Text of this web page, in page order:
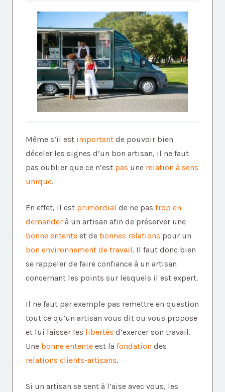
Même s’il est important de pouvoir bien
déceler les signes d’un bon artisan, il ne faut
pas oublier que ce n’est pas une relation à sens
unique.
En effet, il est primordial de ne pas trop en
demander à un artisan afin de préserver une
bonne entente et de bonnes relations pour un
bon environnement de travail. Il faut donc bien
se rappeler de faire confiance à un artisan
concernant les points sur lesquels il est expert.
Il ne faut par exemple pas remettre en question
tout ce qu’un artisan vous dit ou vous propose
et lui laisser les libertés d’exercer son travail.
Une bonne entente est la fondation des
relations clients-artisans.
Si un artisan se sent à l’aise avec vous, les